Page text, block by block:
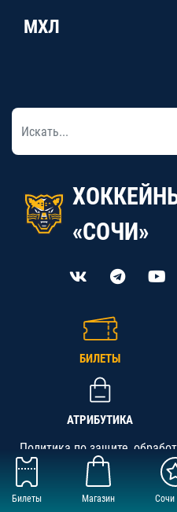
Билеты Магазин Сочи
МХЛ
«СОЧИ»
БИЛЕТЫ
АТРИБУТИКА
Политика по защите,
АНО «СК «Кубань-